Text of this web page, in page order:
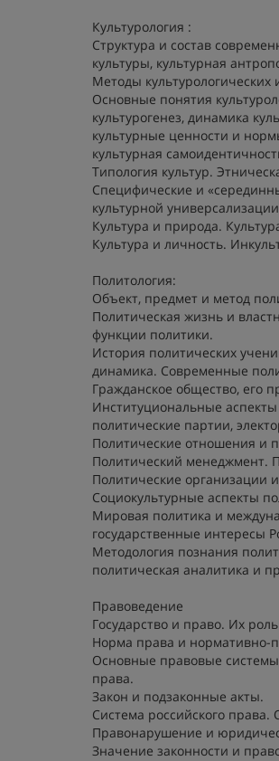
Культурология :
Структура и состав
культуры, культурная
Методы культурологических
Основные понятия
культурогенез, динамика
культурные ценности и
культурная
Типология культур.
Специфические и
культурной
Культура и природа.
Культура и личность.
Политология:
Объект, предмет и метод
Политическая жизнь и
функции политики.
История политических
динамика. Современные
Гражданское общество, его
Институциональные
политические партии,
Политические отношения и
Политический менеджмент.
Политические организации
Социокультурные аспекты
Мировая политика и
государственные интересы
Методология познания
политическая аналитика и
Правоведение
Государство и право. Их
Норма права и нормативно-
Основные правовые
права.
Закон и подзаконные акты.
Система российского права.
Правонарушение и
Значение законности и